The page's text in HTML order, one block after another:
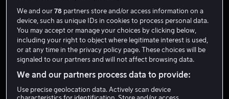
The Oath
2018 1 t 29 min
We and our78 partners store and/or access information on a
device, such as unique IDs in cookies to process personal data.
You may accept or manage your choices by clicking below,
including your right to object where legitimate interest is used,
or at any time in the privacy policy page. These choices will be
signaled to our partners and will not affect browsing data.
We and our partners process data to provide:
Use precise geolocation data. Actively scan device
characteristics for identification. Store and/or access